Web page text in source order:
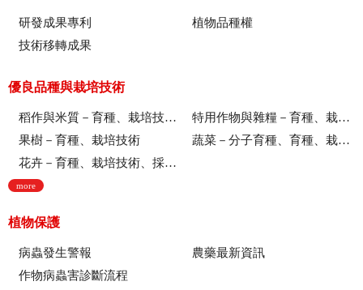
研發成果專利
植物品種權
技術移轉成果
優良品種與栽培技術
稻作與米質－育種、栽培技術、綜合、稻米品質
特用作物與雜糧－育種、栽培技術
果樹－育種、栽培技術
蔬菜－分子育種、育種、栽培技術
花卉－育種、栽培技術、採後技術、組織培養、園藝療育、產業推廣
more
植物保護
病蟲發生警報
農藥最新資訊
作物病蟲害診斷流程